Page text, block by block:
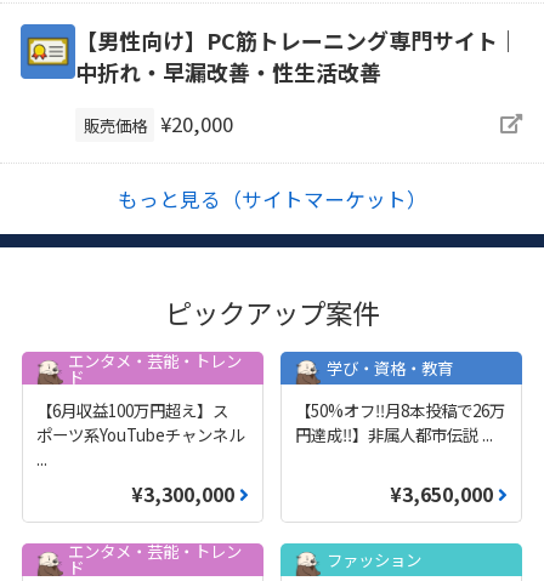
【男性向け】PC筋トレーニング専門サイト｜
中折れ・早漏改善・性生活改善
販売価格 ¥20,000
もっと見る（サイトマーケット）
ピックアップ案件
エンタメ・芸能・トレン
ド
【6月収益100万円超え】ス
ポーツ系YouTubeチャンネル
...
¥3,300,000
学び・資格・教育
【50%オフ‼️月8本投稿で26万
円達成‼️】非属人都市伝説 ...
¥3,650,000
エンタメ・芸能・トレン
ド
ファッション